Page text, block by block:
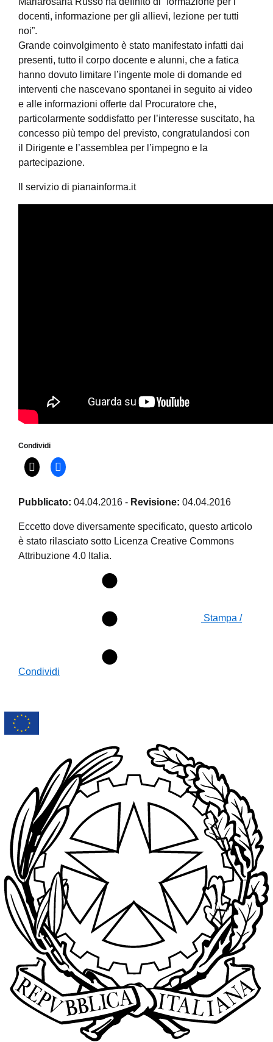
docenti, informazione per gli allievi, lezione per tutti
noi”.
Grande coinvolgimento è stato manifestato infatti dai
presenti, tutto il corpo docente e alunni, che a fatica
hanno dovuto limitare l’ingente mole di domande ed
interventi che nascevano spontanei in seguito ai video
e alle informazioni offerte dal Procuratore che,
particolarmente soddisfatto per l’interesse suscitato, ha
concesso più tempo del previsto, congratulandosi con
il Dirigente e l’assemblea per l’impegno e la
partecipazione.
Il servizio di pianainforma.it
Condividi
Pubblicato: 04.04.2016 - Revisione: 04.04.2016
Eccetto dove diversamente specificato, questo articolo
è stato rilasciato sotto Licenza Creative Commons
Attribuzione 4.0 Italia.
Stampa /
Condividi